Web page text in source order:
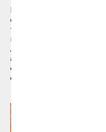
La colección se
de Shoot Studios,
transformó la sala en
recreaba diferentes
Japón tradicional y
aula de ciencias
de dinosaurio convivía
colección ‘ABC’.